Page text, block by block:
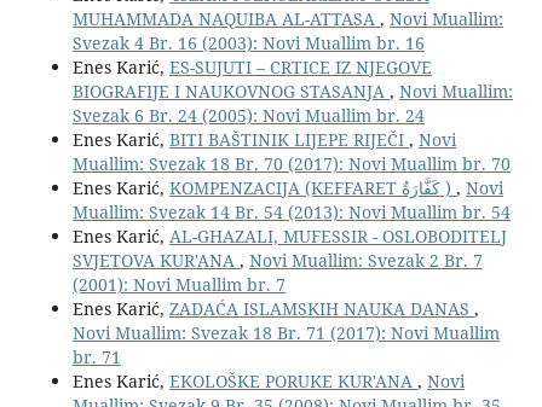
MUHAMMADA NAQUIBA AL-ATTASA , Novi Muallim:
Svezak 4 Br. 16 (2003): Novi Muallim br. 16
Enes Karić, ES-SUJUTI – CRTICE IZ NJEGOVE
BIOGRAFIJE I NAUKOVNOG STASANJA , Novi Muallim:
Svezak 6 Br. 24 (2005): Novi Muallim br. 24
Enes Karić, BITI BAŠTINIK LIJEPE RIJEČI , Novi
Muallim: Svezak 18 Br. 70 (2017): Novi Muallim br. 70
Enes Karić,
KOMPENZACIJA (KEFFARET كَفَّارَةٌ ) , Novi
Muallim: Svezak 14 Br. 54 (2013): Novi Muallim br. 54
Enes Karić, AL-GHAZALI, MUFESSIR - OSLOBODITELJ
SVJETOVA KUR'ANA , Novi Muallim: Svezak 2 Br. 7
(2001): Novi Muallim br. 7
Enes Karić, ZADAĆA ISLAMSKIH NAUKA DANAS ,
Novi Muallim: Svezak 18 Br. 71 (2017): Novi Muallim
br. 71
Enes Karić, EKOLOŠKE PORUKE KUR'ANA , Novi